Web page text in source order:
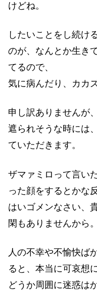
けどね。
したいことをし続ける
のが、なんとか生き
てるので、
気に病んだり、カカ
申し訳ありませんが
遮られそうな時には
ていただきます。
ザマァミロって言い
った顔をするとかな
はいゴメンなさい、
閑もありませんから。
人の不幸や不愉快ば
ると、本当に可哀想
どうか周囲に迷惑は